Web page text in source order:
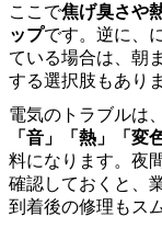
ここで焦げ臭さや
ップです。逆に、
ている場合は、朝
する選択肢もあり
電気のトラブルは
「音」「熱」「変
料になります。夜
確認しておくと、
到着後の修理もス